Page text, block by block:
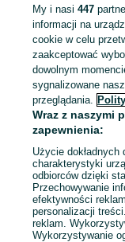
Zaloguj się lub
sprzedającym
Zaloguj się / Załóż
Zadzwoń
My i nasi447
informacji na
cookie w celu
zaakceptować
dowolnym
sygnalizowane
przeglądania.
Wraz z naszymi
zapewnienia:
Użycie
charakterystyki
odbiorców dzięki
Przechowywanie
efektywności
personalizacji
reklam.
Wykorzystywanie